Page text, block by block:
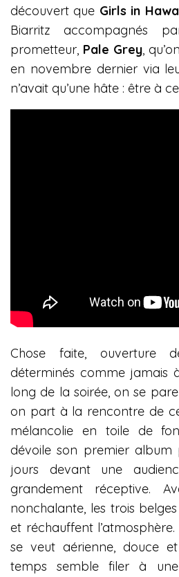
découvert que Girls in
Biarritz accompagnés
prometteur, Pale Grey,
en novembre dernier via
n’avait qu’une hâte : être à
Chose faite, ouverture
déterminés comme jamais
long de la soirée, on se
on part à la rencontre de
mélancolie en toile de
dévoile son premier
jours devant une
grandement réceptive.
nonchalante, les trois
et réchauffent
se veut aérienne, douce
temps semble filer à une